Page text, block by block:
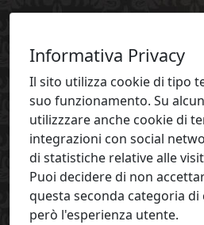
Informativa Privacy
Il sito utilizza cookie di tipo
suo funzionamento. Su
utilizzzare anche cookie di
integrazioni con social
di statistiche relative alle
Puoi decidere di non
questa seconda categoria
però l'esperienza utente.